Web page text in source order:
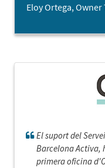
Eloy Ortega, Owner
El suport del
Barcelona Activa,
primera oficina